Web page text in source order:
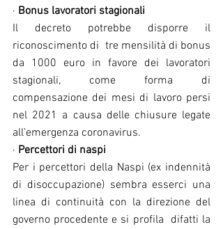
· Bonus lavoratori stagionali
Il decreto potrebbe disporre il
riconoscimento di  tre mensilità di bonus
da 1000 euro in favore dei lavoratori
stagionali, come forma di
compensazione dei mesi di lavoro persi
nel 2021 a causa delle chiusure legate
all’emergenza coronavirus.
· Percettori di naspi
Per i percettori della Naspi (ex indennità
di disoccupazione) sembra esserci una
linea di continuità con la direzione del
governo procedente e si profila  difatti la